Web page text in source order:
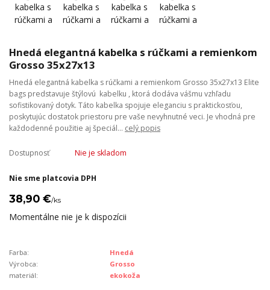
Hnedá elegantná kabelka s rúčkami a remienkom
Grosso 35x27x13
Hnedá elegantná kabelka s rúčkami a remienkom Grosso 35x27x13 Elite
bags predstavuje štýlovú kabelku , ktorá dodáva vášmu vzhľadu
sofistikovaný dotyk. Táto kabelka spojuje eleganciu s praktickosťou,
poskytujúc dostatok priestoru pre vaše nevyhnutné veci. Je vhodná pre
každodenné použitie aj špeciál... celý popis
Dostupnosť Nie je skladom
Nie sme platcovia DPH
38,90 €/ks
Momentálne nie je k dispozícii
Farba:
Hnedá
Výrobca:
Grosso
materiál:
ekokoža